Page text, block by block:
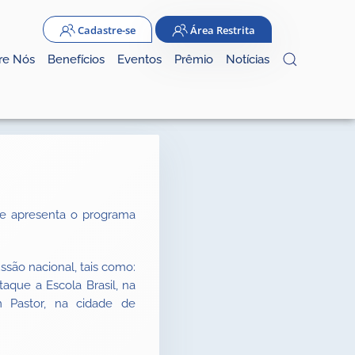
Nós Benefícios Eventos Prêmio Notícias
Cadastre-se Área Restrita
apresenta o programa
nacional, tais como:
a Escola Brasil, na
na cidade de